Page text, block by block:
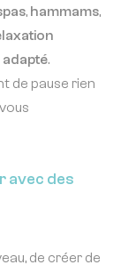
, hammams,
adapté.
de pause rien
avec des
de créer de